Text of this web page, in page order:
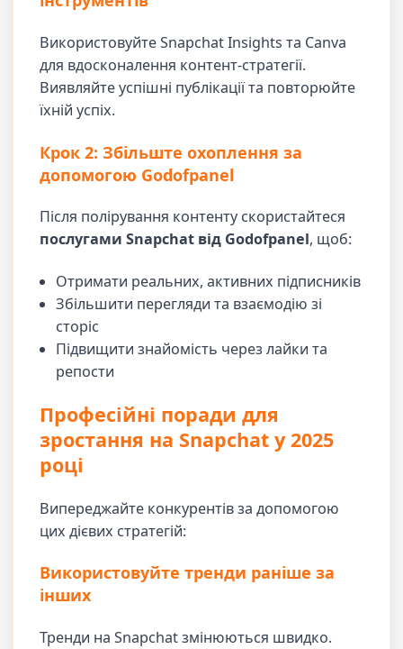
Використовуйте Snapchat Insights та Canva
для вдосконалення контент-стратегії.
Виявляйте успішні публікації та повторюйте
їхній успіх.
Крок 2: Збільште охоплення за
допомогою Godofpanel
Після полірування контенту скористайтеся
послугами Snapchat від Godofpanel, щоб:
Отримати реальних, активних підписників
Збільшити перегляди та взаємодію зі
сторіс
Підвищити знайомість через лайки та
репости
Професійні поради для
зростання на Snapchat у 2025
році
Випереджайте конкурентів за допомогою
цих дієвих стратегій:
Використовуйте тренди раніше за
інших
Тренди на Snapchat змінюються швидко.